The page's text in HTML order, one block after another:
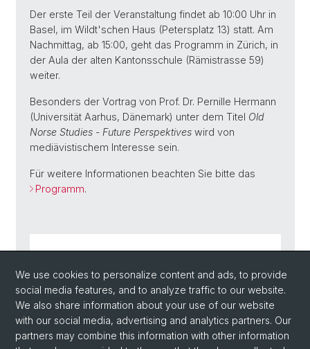
Der erste Teil der Veranstaltung findet ab 10:00 Uhr in
Basel, im Wildt'schen Haus (Petersplatz 13) statt. Am
Nachmittag, ab 15:00, geht das Programm in Zürich, in
der Aula der alten Kantonsschule (Rämistrasse 59)
weiter.
Besonders der Vortrag von Prof. Dr. Pernille Hermann
(Universität Aarhus, Dänemark) unter dem Titel Old
Norse Studies - Future Perspektives wird von
mediävistischem Interesse sein.
Für weitere Informationen beachten Sie bitte das
Programm.
Back
We use cookies to personalize content and ads, to provide
social media features, and to analyze traffic to our website.
We also share information about your use of our website
with our social media, advertising and analytics partners. Our
partners may combine this information with other information